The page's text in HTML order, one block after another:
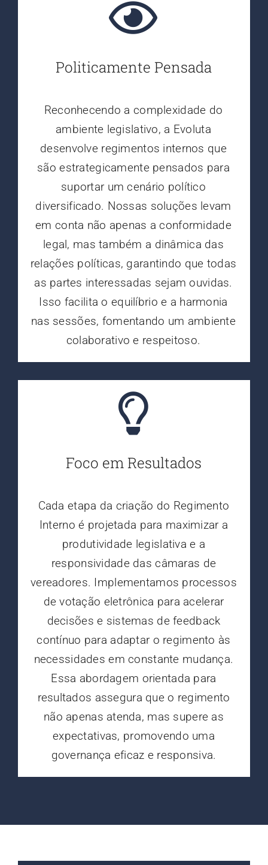
Politicamente Pensada
Reconhecendo a complexidade do
ambiente legislativo, a Evoluta
desenvolve regimentos internos que
são estrategicamente pensados para
suportar um cenário político
diversificado. Nossas soluções levam
em conta não apenas a conformidade
legal, mas também a dinâmica das
relações políticas, garantindo que todas
as partes interessadas sejam ouvidas.
Isso facilita o equilíbrio e a harmonia
nas sessões, fomentando um ambiente
colaborativo e respeitoso.
Foco em Resultados
Cada etapa da criação do Regimento
Interno é projetada para maximizar a
produtividade legislativa e a
responsividade das câmaras de
vereadores. Implementamos processos
de votação eletrônica para acelerar
decisões e sistemas de feedback
contínuo para adaptar o regimento às
necessidades em constante mudança.
Essa abordagem orientada para
resultados assegura que o regimento
não apenas atenda, mas supere as
expectativas, promovendo uma
governança eficaz e responsiva.